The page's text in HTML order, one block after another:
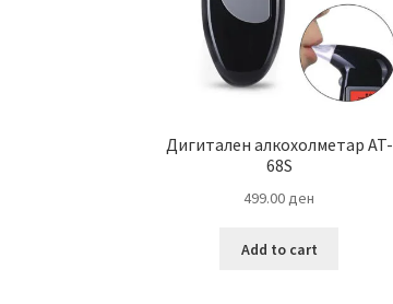
Дигитален алкохолметар AT-
68S
499.00ден
Add to cart